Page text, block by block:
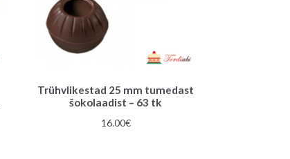
Trühvlikestad 25 mm tumedast
šokolaadist – 63 tk
16.00€